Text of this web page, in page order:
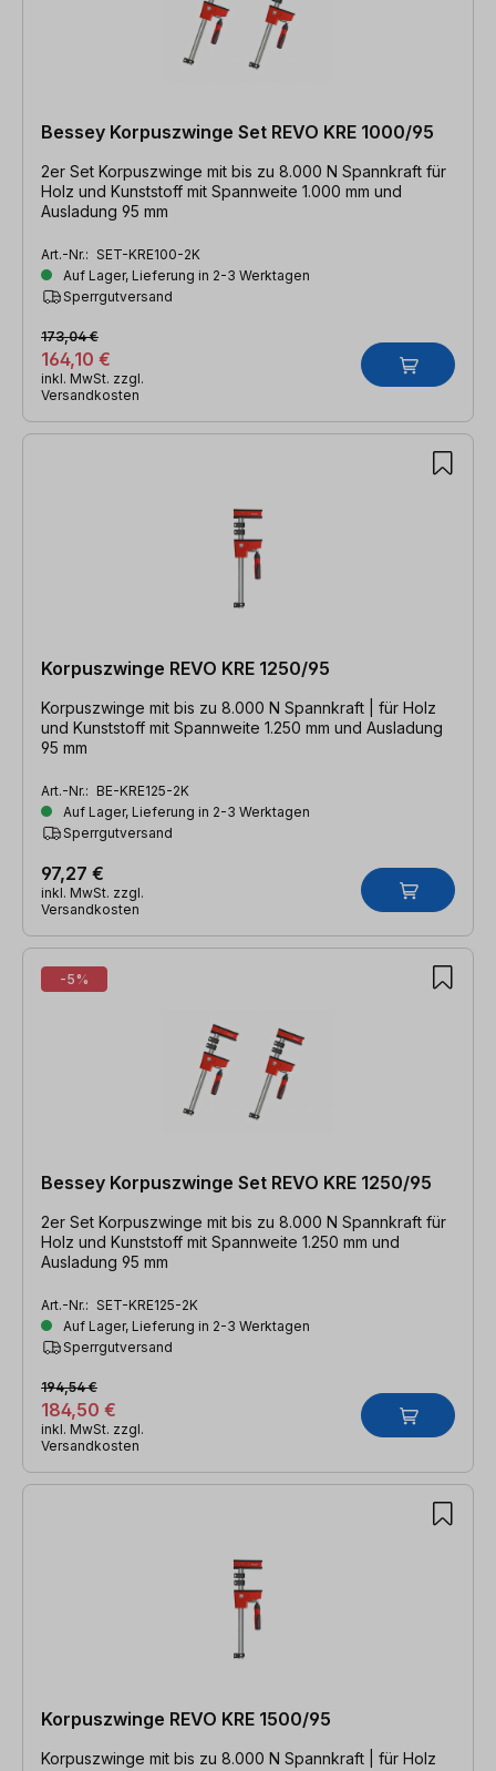
Bessey Korpuszwinge Set REVO KRE 1000/95
2er Set Korpuszwinge mit bis zu 8.000 N Spannkraft für
Holz und Kunststoff mit Spannweite 1.000 mm und
Ausladung 95 mm
Art.-Nr.: SET-KRE100-2K
Auf Lager, Lieferung in 2-3 Werktagen
Sperrgutversand
164,10 €
173,04 €
inkl. MwSt. zzgl.
Versandkosten
Korpuszwinge REVO KRE 1250/95
Korpuszwinge mit bis zu 8.000 N Spannkraft | für Holz
und Kunststoff mit Spannweite 1.250 mm und Ausladung
95 mm
Art.-Nr.: BE-KRE125-2K
Auf Lager, Lieferung in 2-3 Werktagen
Sperrgutversand
97,27 €
inkl. MwSt. zzgl.
Versandkosten
-5%
Bessey Korpuszwinge Set REVO KRE 1250/95
2er Set Korpuszwinge mit bis zu 8.000 N Spannkraft für
Holz und Kunststoff mit Spannweite 1.250 mm und
Ausladung 95 mm
Art.-Nr.: SET-KRE125-2K
Auf Lager, Lieferung in 2-3 Werktagen
Sperrgutversand
184,50 €
194,54 €
inkl. MwSt. zzgl.
Versandkosten
Korpuszwinge REVO KRE 1500/95
Korpuszwinge mit bis zu 8.000 N Spannkraft | für Holz